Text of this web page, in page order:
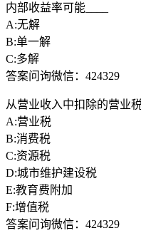
内部收益率可能____
A:无解
B:单一解
C:多解
答案问询微信：424329
从营业收入中扣除的营业
A:营业税
B:消费税
C:资源税
D:城市维护建设税
E:教育费附加
F:增值税
答案问询微信：424329